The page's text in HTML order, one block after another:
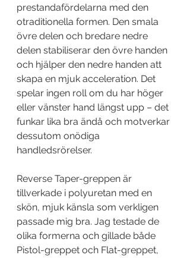
prestandafördelarna med den
otraditionella formen. Den smala
övre delen och bredare nedre
delen stabiliserar den övre handen
och hjälper den nedre handen att
skapa en mjuk acceleration. Det
spelar ingen roll om du har höger
eller vänster hand längst upp – det
funkar lika bra ändå och motverkar
dessutom onödiga
handledsrörelser.
Reverse Taper-greppen är
tillverkade i polyuretan med en
skön, mjuk känsla som verkligen
passade mig bra. Jag testade de
olika formerna och gillade både
Pistol-greppet och Flat-greppet,